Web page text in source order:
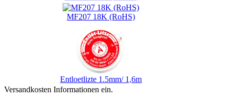
MF207 18K (RoHS)
Entloetlizte 1.5mm/ 1,6m
Versandkosten Informationen ein.